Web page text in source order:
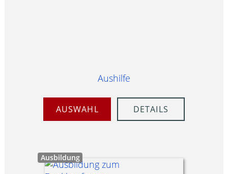
Aushilfe
AUSWAHL DETAILS
Ausbildung